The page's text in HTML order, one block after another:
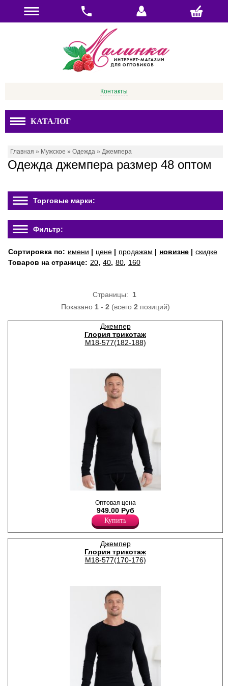
Контакты
КАТАЛОГ
Главная » Мужское » Одежда » Джемпера
Одежда джемпера размер 48 оптом
Торговые марки:
Фильтр:
Сортировка по: имени | цене | продажам | новизне | скидке
Товаров на странице: 20, 40, 80, 160
Страницы: 1
Показано 1- 2 (всего 2 позиций)
Джемпер
Глория трикотаж
М18-577(182-188)
повседневной носки в
прохладную и холодную
погоду, с начесом.
Хлопок 95%
Эластан 5%
Оптовая цена
949.00 Руб
Купить
Джемпер
Глория трикотаж
М18-577(170-176)